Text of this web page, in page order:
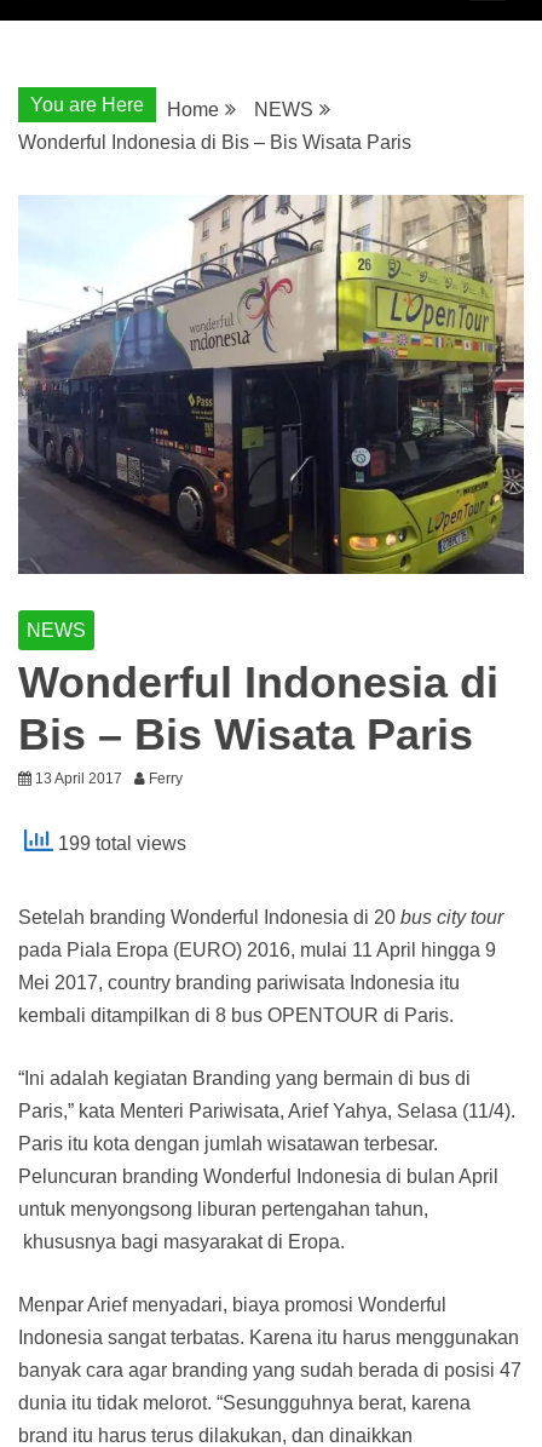
You are Here Home
NEWS
Wonderful Indonesia di Bis – Bis Wisata Paris
NEWS
Wonderful Indonesia di
Bis – Bis Wisata Paris
13 April 2017 Ferry
199 total views
Setelah branding Wonderful Indonesia di 20 bus city tour
pada Piala Eropa (EURO) 2016, mulai 11 April hingga 9
Mei 2017, country branding pariwisata Indonesia itu
kembali ditampilkan di 8 bus OPENTOUR di Paris.
“Ini adalah kegiatan Branding yang bermain di bus di
Paris,” kata Menteri Pariwisata, Arief Yahya, Selasa (11/4).
Paris itu kota dengan jumlah wisatawan terbesar.
Peluncuran branding Wonderful Indonesia di bulan April
untuk menyongsong liburan pertengahan tahun,
khususnya bagi masyarakat di Eropa.
Menpar Arief menyadari, biaya promosi Wonderful
Indonesia sangat terbatas. Karena itu harus menggunakan
banyak cara agar branding yang sudah berada di posisi 47
dunia itu tidak melorot. “Sesungguhnya berat, karena
brand itu harus terus dilakukan, dan dinaikkan